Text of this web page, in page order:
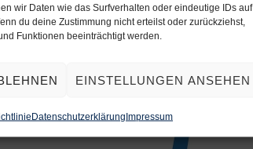
wir Daten wie das Surfverhalten oder eindeutige IDs auf
du deine Zustimmung nicht erteilst oder zurückziehst,
Funktionen beeinträchtigt werden.
EINSTELLUNGEN ANSEHEN
DatenschutzerklärungImpressum